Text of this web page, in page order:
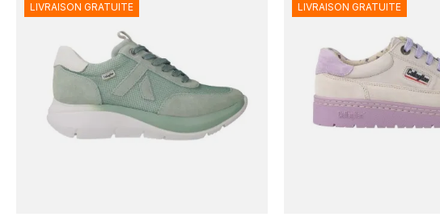
LIVRAISON GRATUITE LIVRAISON GRATUITE